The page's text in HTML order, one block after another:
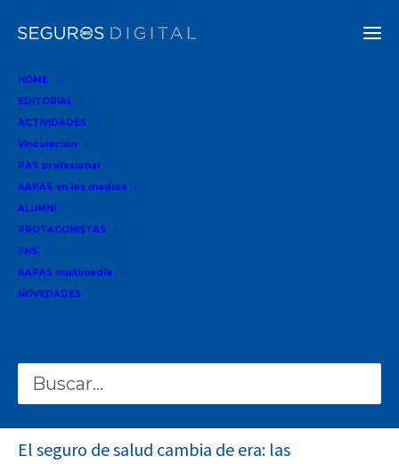
HOME
EDITORIAL
ACTIVIDADES
Vinculación
PAS profesional
AAPAS en los medios
ALUMNI
PROTAGONISTAS
FNS
AAPAS multimedia
NOVEDADES
Recent Posts
El seguro de salud cambia de era: las